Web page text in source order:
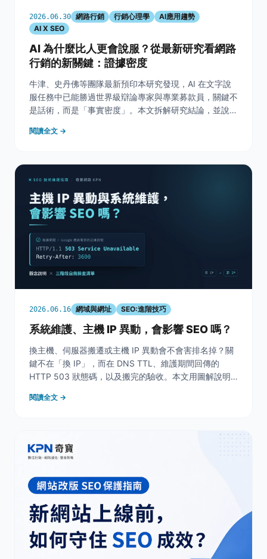
2026.06.30 網路行銷 行銷心理學
AI應用趨勢
AI X SEO
AI 為什麼比人更會說服？從最新研究看網路
行銷的新關鍵：證據密度
牛津、史丹佛等團隊最新預印本研究發現，AI 在文字說
服任務中已能勝過世界級辯論專家與專業募款員，關鍵不
是話術，而是「事實密度」。本文拆解研究結論，並說明
從文案說服，升級為讓 AI 願意引用的證據型內容。
閱讀全文 →
2026.06.16 網域與網址 SEO:進階技巧
系統維護、主機 IP 異動，會影響 SEO 嗎？
換主機、伺服器搬遷或主機 IP 異動會不會害排名掉？關
鍵不在「換 IP」，而在 DNS TTL、維護期間回傳的
HTTP 503 狀態碼，以及搬完的驗收。本文用圖解說明
運。
閱讀全文 →